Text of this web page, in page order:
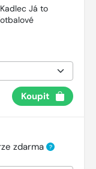
Já to
Koupit
zdarma ?